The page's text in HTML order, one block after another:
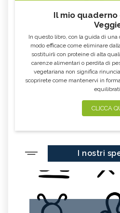
Il mio quaderno
In questo libro, con la guida di
modo efficace come eliminare
sostituirli con proteine di alta
carenze alimentari o perdita di
vegetariana non significa
scoprirete come mantenervi in
CLICCA
I nostri